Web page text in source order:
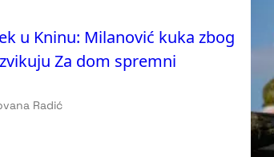
u Kninu: Milanović kuka zbog
Za dom spremni
Radić